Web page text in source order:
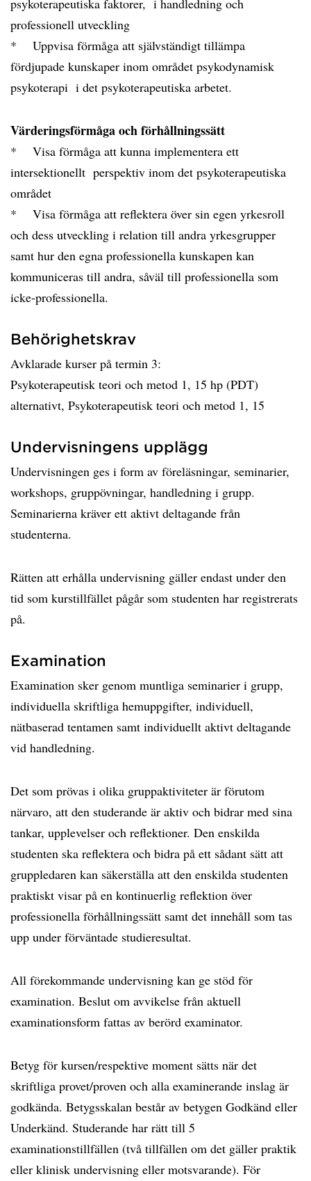
psykoterapeutiska faktorer, i handledning och
professionell utveckling
* Uppvisa förmåga att självständigt tillämpa
fördjupade kunskaper inom området psykodynamisk
psykoterapi i det psykoterapeutiska arbetet.
Värderingsförmåga och förhållningssätt
* Visa förmåga att kunna implementera ett
intersektionellt perspektiv inom det psykoterapeutiska
området
* Visa förmåga att reflektera över sin egen yrkesroll
och dess utveckling i relation till andra yrkesgrupper
samt hur den egna professionella kunskapen kan
kommuniceras till andra, såväl till professionella som
icke-professionella.
Behörighetskrav
Avklarade kurser på termin 3:
Psykoterapeutisk teori och metod 1, 15 hp (PDT)
alternativt, Psykoterapeutisk teori och metod 1, 15
Undervisningens upplägg
Undervisningen ges i form av föreläsningar, seminarier,
workshops, gruppövningar, handledning i grupp.
Seminarierna kräver ett aktivt deltagande från
studenterna.
Rätten att erhålla undervisning gäller endast under den
tid som kurstillfället pågår som studenten har registrerats
på.
Examination
Examination sker genom muntliga seminarier i grupp,
individuella skriftliga hemuppgifter, individuell,
nätbaserad tentamen samt individuellt aktivt deltagande
vid handledning.
Det som prövas i olika gruppaktiviteter är förutom
närvaro, att den studerande är aktiv och bidrar med sina
tankar, upplevelser och reflektioner. Den enskilda
studenten ska reflektera och bidra på ett sådant sätt att
gruppledaren kan säkerställa att den enskilda studenten
praktiskt visar på en kontinuerlig reflektion över
professionella förhållningssätt samt det innehåll som tas
upp under förväntade studieresultat.
All förekommande undervisning kan ge stöd för
examination. Beslut om avvikelse från aktuell
examinationsform fattas av berörd examinator.
Betyg för kursen/respektive moment sätts när det
skriftliga provet/proven och alla examinerande inslag är
godkända. Betygsskalan består av betygen Godkänd eller
Underkänd. Studerande har rätt till 5
examinationstillfällen (två tillfällen om det gäller praktik
eller klinisk undervisning eller motsvarande). För